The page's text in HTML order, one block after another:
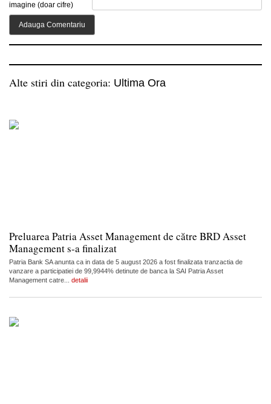
imagine (doar cifre)
Alte stiri din categoria: Ultima Ora
Preluarea Patria Asset Management de către BRD Asset
Management s-a finalizat
Patria Bank SA anunta ca in data de 5 august 2026 a fost finalizata tranzactia de
vanzare a participatiei de 99,9944% detinute de banca la SAI Patria Asset
Management catre... detalii